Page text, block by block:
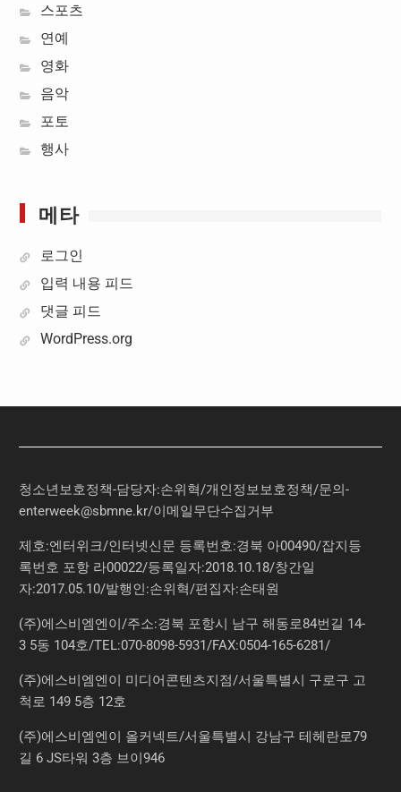
스포츠
연예
영화
음악
포토
행사
메타
로그인
입력 내용 피드
댓글 피드
WordPress.org
청소년보호정책-담당자:손위혁/개인정보보호정책/문의-
enterweek@sbmne.kr/이메일무단수집거부
제호:엔터위크/인터넷신문 등록번호:경북 아00490/잡지등
록번호 포항 라00022/등록일자:2018.10.18/창간일
자:2017.05.10/발행인:손위혁/편집자:손태원
(주)에스비엠엔이/주소:경북 포항시 남구 해동로84번길 14-
3 5동 104호/TEL:070-8098-5931/FAX:0504-165-6281/
(주)에스비엠엔이 미디어콘텐츠지점/서울특별시 구로구 고
척로 149 5층 12호
(주)에스비엠엔이 올커넥트/서울특별시 강남구 테헤란로79
길 6 JS타워 3층 브이946